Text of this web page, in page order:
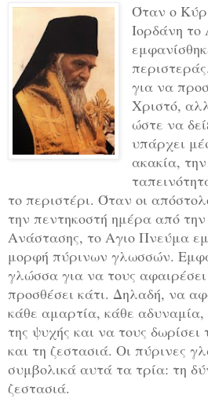
Όταν ο
Ιορδάνη
για να
Χριστό,
ώστε να
υπάρχει
ακακία,
το περιστέρι. Όταν οι
την πεντηκοστή ημέρα από
Ανάστασης, το Αγιο Πνεύμα
μορφή πύρινων γλωσσών.
γλώσσα για να τους αφαιρέσει
προσθέσει κάτι. Δηλαδή, να
κάθε αμαρτία, κάθε
της ψυχής και να τους
και τη ζεστασιά. Οι πύρινες
συμβολικά αυτά τα τρία: τη
ζεστασιά.